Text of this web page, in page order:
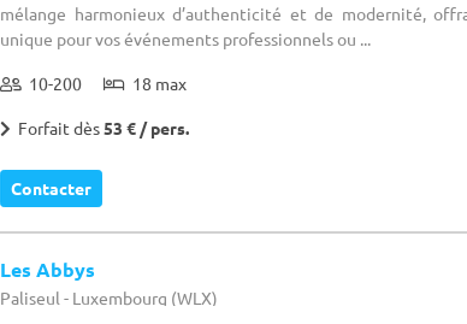
mélange harmonieux d’authenticité et de modernité,
unique pour vos événements professionnels ou ...
10-200 18 max
Forfait dès53 € / pers.
Contacter
Les Abbys
Paliseul - Luxembourg (WLX)